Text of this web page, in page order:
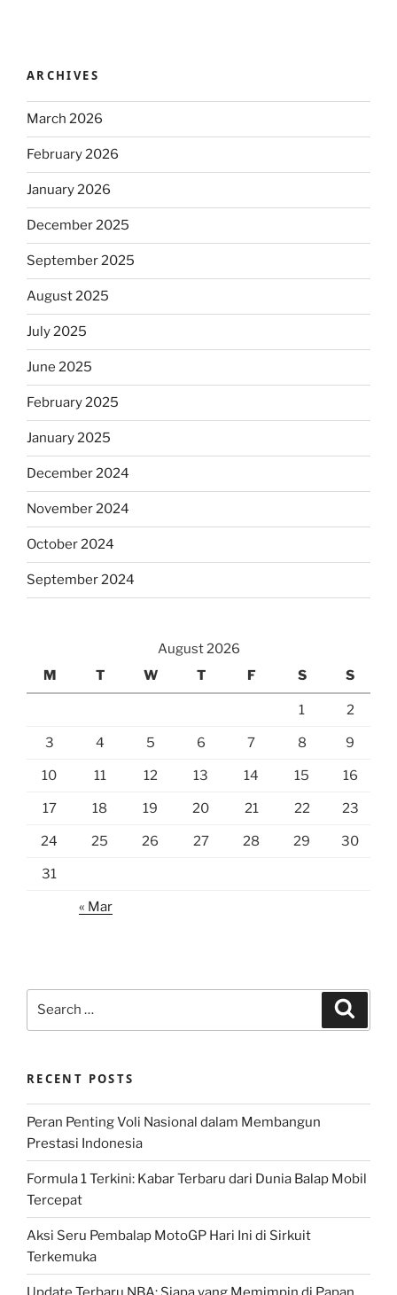
ARCHIVES
March 2026
February 2026
January 2026
December 2025
September 2025
August 2025
July 2025
June 2025
February 2025
January 2025
December 2024
November 2024
October 2024
September 2024
August 2026
M
T W T F S S
1 2
3 4 5 6 7 8 9
10 11 12 13 14 15 16
17 18 19 20 21 22 23
24 25 26 27 28 29 30
31
« Mar
RECENT POSTS
Peran Penting Voli Nasional dalam Membangun
Prestasi Indonesia
Formula 1 Terkini: Kabar Terbaru dari Dunia Balap Mobil
Tercepat
Aksi Seru Pembalap MotoGP Hari Ini di Sirkuit
Terkemuka